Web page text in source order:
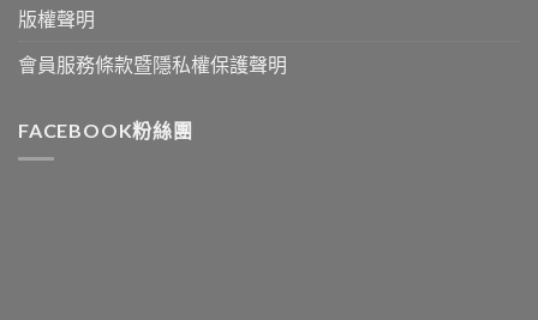
版權聲明
會員服務條款暨隱私權保護聲明
FACEBOOK粉絲團